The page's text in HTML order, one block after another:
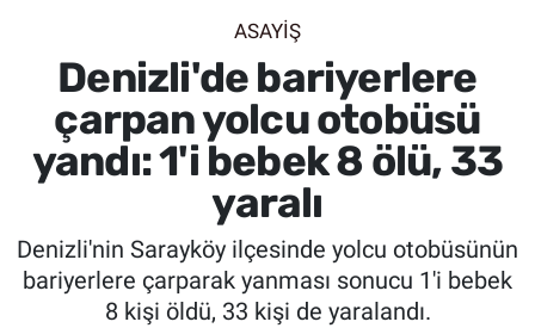
ASAYİŞ
Denizli'de bariyerlere
çarpan yolcu otobüsü
yandı: 1'i bebek 8 ölü, 33
yaralı
Denizli'nin Sarayköy ilçesinde yolcu otobüsünün
bariyerlere çarparak yanması sonucu 1'i bebek
8 kişi öldü, 33 kişi de yaralandı.
SAĞLIK